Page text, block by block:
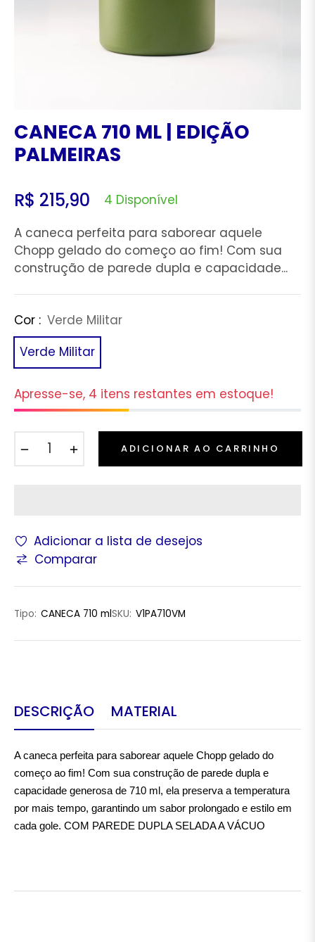
CANECA 710 ML | EDIÇÃO
PALMEIRAS
Preço
regular
R$ 215,90
4 Disponível
A caneca perfeita para saborear aquele
Chopp gelado do começo ao fim! Com sua
construção de parede dupla e capacidade...
Cor : Verde Militar
Verde Militar
Apresse-se, 4 itens restantes em estoque!
ADICIONAR AO CARRINHO
Adicionar a lista de desejos
Comparar
Tipo: CANECA 710 mlSKU: V1PA710VM
DESCRIÇÃO MATERIAL
A caneca perfeita para saborear aquele Chopp gelado do
começo ao fim! Com sua construção de parede dupla e
capacidade generosa de 710 ml, ela preserva a temperatura
por mais tempo, garantindo um sabor prolongado e estilo em
cada gole. COM PAREDE DUPLA SELADA A VÁCUO